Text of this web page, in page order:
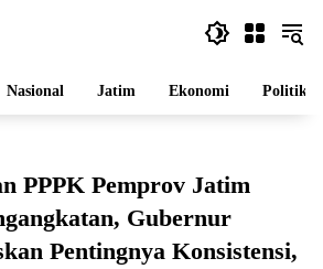
Nasional Jatim Ekonomi Politik
PPPK Pemprov Jatim
Gubernur
Pentingnya Konsistensi,